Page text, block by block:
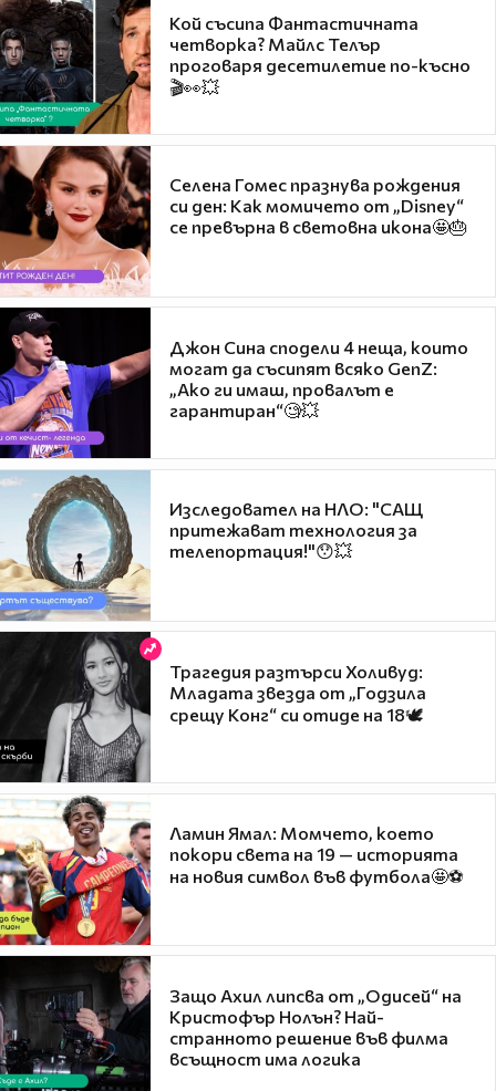
Кой съсипа Фантастичната
четворка? Майлс Телър
проговаря десетилетие по-късно
🎬👀💥
Селена Гомес празнува рождения
си ден: Как момичето от „Disney“
се превърна в световна икона🤩🎂
Джон Сина сподели 4 неща, които
могат да съсипят всяко GenZ:
„Ако ги имаш, провалът е
гарантиран“🧐💥
Изследовател на НЛО: "САЩ
притежават технология за
телепортация!"😯💥
Трагедия разтърси Холивуд:
Младата звезда от „Годзила
срещу Конг“ си отиде на 18🕊️
Ламин Ямал: Момчето, което
покори света на 19 — историята
на новия символ във футбола🤩⚽
Защо Ахил липсва от „Одисей“ на
Кристофър Нолън? Най-
странното решение във филма
всъщност има логика